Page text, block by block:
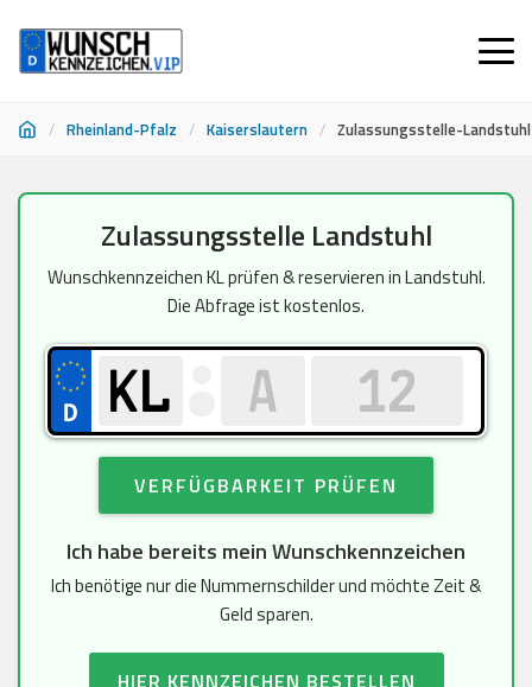
/ Rheinland-Pfalz / Kaiserslautern / Zulassungsstelle-Landstuhl
springen
Zulassungsstelle Landstuhl
Wunschkennzeichen KL prüfen & reservieren in Landstuhl.
Die Abfrage ist kostenlos.
VERFÜGBARKEIT PRÜFEN
Ich habe bereits mein Wunschkennzeichen
Ich benötige nur die Nummernschilder und möchte Zeit &
Geld sparen.
HIER KENNZEICHEN BESTELLEN